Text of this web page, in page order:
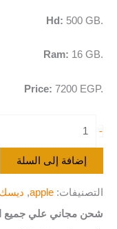
Hd: 500 GB.
Ram: 16 GB.
Price: 7200 EGP.
-
إضافة إلى السلة
التصنيفات: apple
,
شحن مجاني علي جميع